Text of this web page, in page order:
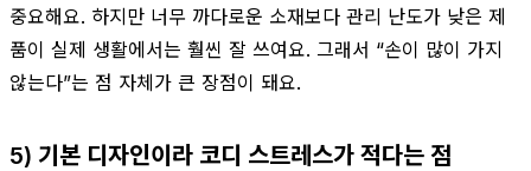
중요해요. 하지만 너무 까다로운 소재보다 관리 난도가 낮은 제
품이 실제 생활에서는 훨씬 잘 쓰여요. 그래서 “손이 많이 가지
않는다”는 점 자체가 큰 장점이 돼요.
5) 기본 디자인이라 코디 스트레스가 적다는 점